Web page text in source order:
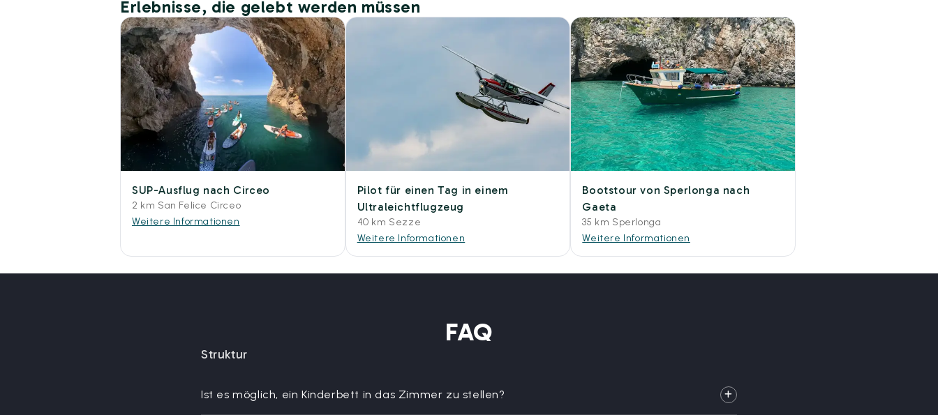
Erlebnisse, die gelebt werden müssen
SUP-Ausflug nach Circeo
2 km San Felice Circeo
Weitere Informationen
Pilot für einen Tag in einem
Ultraleichtflugzeug
40 km Sezze
Weitere Informationen
Bootstour von Sperlonga nach
Gaeta
35 km Sperlonga
Weitere Informationen
FAQ
Struktur
Ist es möglich, ein Kinderbett in das Zimmer zu stellen?